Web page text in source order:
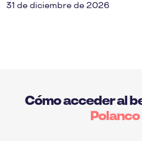
31 de diciembre de 2026
Cómo acceder al
Polanco